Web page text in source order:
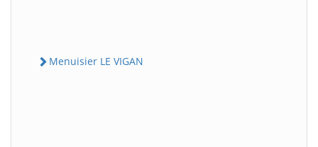
Menuisier LE VIGAN